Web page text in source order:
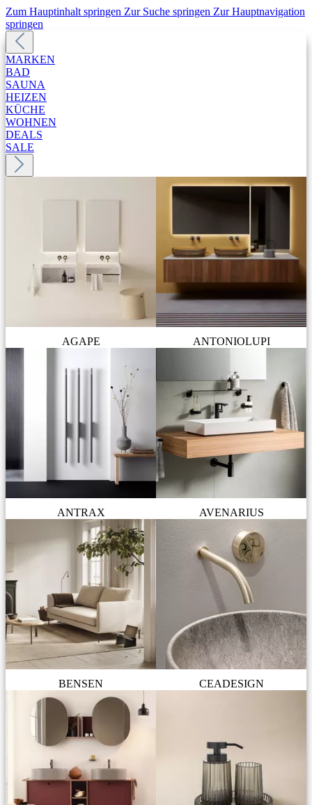
Zum Hauptinhalt springen Zur Suche springen Zur Hauptnavigation
springen
MARKEN
BAD
SAUNA
HEIZEN
KÜCHE
WOHNEN
DEALS
SALE
AGAPE ANTONIOLUPI
ANTRAX AVENARIUS
BENSEN CEADESIGN